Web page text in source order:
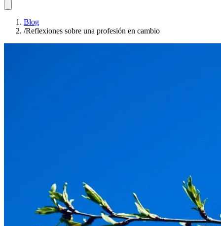
Blog
/Reflexiones sobre una profesión en cambio